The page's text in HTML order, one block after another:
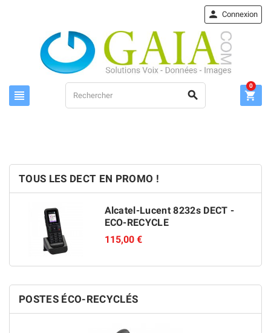
 
 Connexion

0
TOUS LES DECT EN PROMO !
Alcatel-Lucent 8232s DECT -
ECO-RECYCLE
115,00 €
POSTES ÉCO-RECYCLÉS